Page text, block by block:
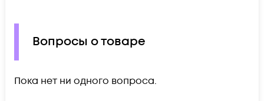
Вопросы о товаре
Пока нет ни одного вопроса.